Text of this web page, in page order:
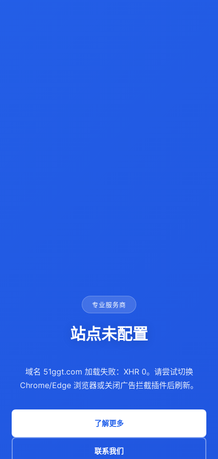
专业服务商
站点未配置
域名 51ggt.com 加载失败：XHR 0。请尝试切换
Chrome/Edge 浏览器或关闭广告拦截插件后刷新。
了解更多
联系我们